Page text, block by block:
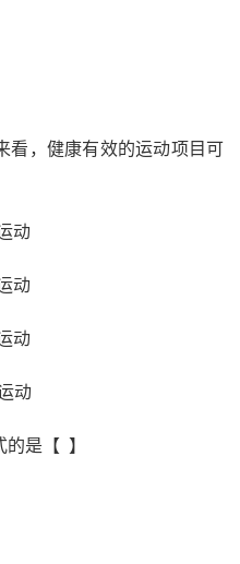
看，健康有效的运动项目可
动
动
动
动
是【 】